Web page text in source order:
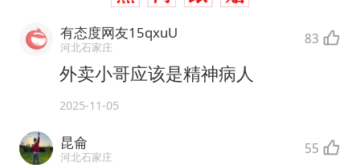
有态度网友15qxuU
河北石家庄 83
外卖小哥应该是精神病人
2025-11-05
昆侖
河北石家庄 55